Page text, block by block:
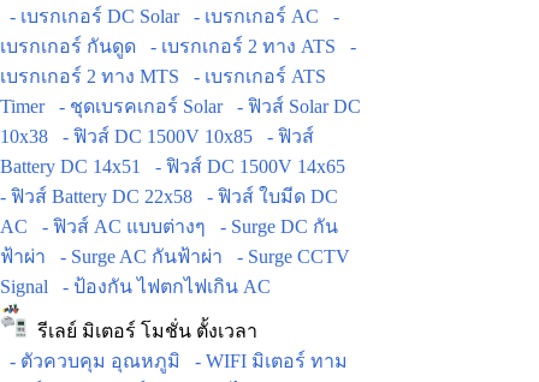
- เบรกเกอร์ DC Solar
- เบรกเกอร์ AC
-
เบรกเกอร์ กันดูด
- เบรกเกอร์ 2 ทาง ATS
-
เบรกเกอร์ 2 ทาง MTS
- เบรกเกอร์ ATS
Timer
- ชุดเบรคเกอร์ Solar
- ฟิวส์ Solar DC
10x38
- ฟิวส์ DC 1500V 10x85
- ฟิวส์
Battery DC 14x51
- ฟิวส์ DC 1500V 14x65
- ฟิวส์ Battery DC 22x58
- ฟิวส์ ใบมีด DC
AC
- ฟิวส์ AC แบบต่างๆ
- Surge DC กัน
ฟ้าผ่า
- Surge AC กันฟ้าผ่า
- Surge CCTV
Signal
- ป้องกัน ไฟตกไฟเกิน AC
รีเลย์ มิเตอร์ โมชั่น ตั้งเวลา
- ตัวควบคุม อุณหภูมิ
- WIFI มิเตอร์ ทาม